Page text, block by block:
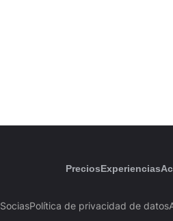
PreciosExperiencias
SociasPolítica de privacidad de datos